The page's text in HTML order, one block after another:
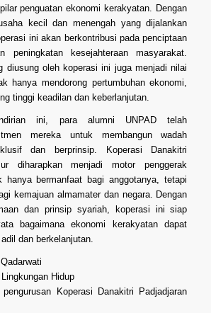
penguatan ekonomi kerakyatan. Dengan
kecil dan menengah yang dijalankan
ini akan berkontribusi pada penciptaan
peningkatan kesejahteraan masyarakat.
diusung oleh koperasi ini juga menjadi nilai
hanya mendorong pertumbuhan ekonomi,
tinggi keadilan dan keberlanjutan.
ini, para alumni UNPAD telah
mereka untuk membangun wadah
dan berprinsip. Koperasi Danakitri
diharapkan menjadi motor penggerak
hanya bermanfaat bagi anggotanya, tetapi
kemajuan almamater dan negara. Dengan
dan prinsip syariah, koperasi ini siap
bagaimana ekonomi kerakyatan dapat
dan berkelanjutan.
Hidup
Koperasi Danakitri Padjadjaran